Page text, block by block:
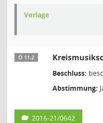
Vorlage
Ö 11.2
Beschluss:
Abstimmung:
2016-21/0642